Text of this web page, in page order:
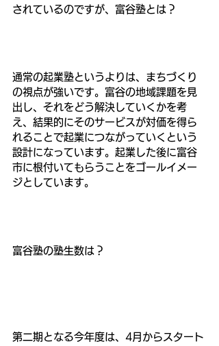
されているのですが、富谷塾とは？
通常の起業塾というよりは、まちづくり
の視点が強いです。富谷の地域課題を見
出し、それをどう解決していくかを考
え、結果的にそのサービスが対価を得ら
れることで起業につながっていくという
設計になっています。起業した後に富谷
市に根付いてもらうことをゴールイメー
ジとしています。
富谷塾の塾生数は？
第二期となる今年度は、4月からスタート